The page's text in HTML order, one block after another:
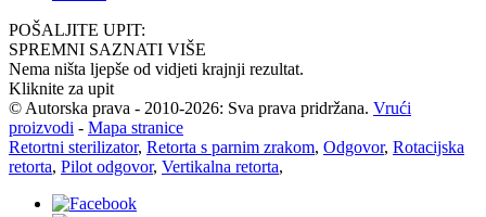
POŠALJITE UPIT:
SPREMNI SAZNATI VIŠE
Nema ništa ljepše od vidjeti krajnji rezultat.
Kliknite za upit
© Autorska prava - 2010-2026: Sva prava pridržana. Vrući
proizvodi - Mapa stranice
Retortni sterilizator, Retorta s parnim zrakom, Odgovor, Rotacijska
retorta, Pilot odgovor, Vertikalna retorta,